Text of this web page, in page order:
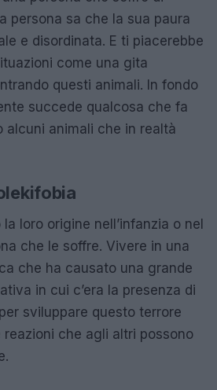
persona sa che la sua paura
e disordinata. E ti piacerebbe
come una gita
questi animali. In fondo
succede qualcosa che fa
alcuni animali che in realtà
loro origine nell’infanzia o nel
che le soffre. Vivere in una
che ha causato una grande
in cui c’era la presenza di
sviluppare questo terrore
che agli altri possono